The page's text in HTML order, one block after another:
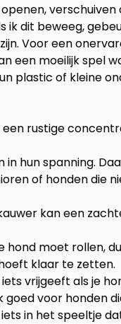
ik dit beweeg,
Voor een
een moeilijk
plastic of kleine
rustige
hun spanning.
of honden
kan een
moet rollen,
klaar te zetten.
vrijgeeft als je
voor honden
in het speeltje